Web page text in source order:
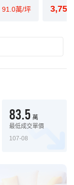
91.0萬/坪 3,750
83.5 萬
最低成交單價
107-08